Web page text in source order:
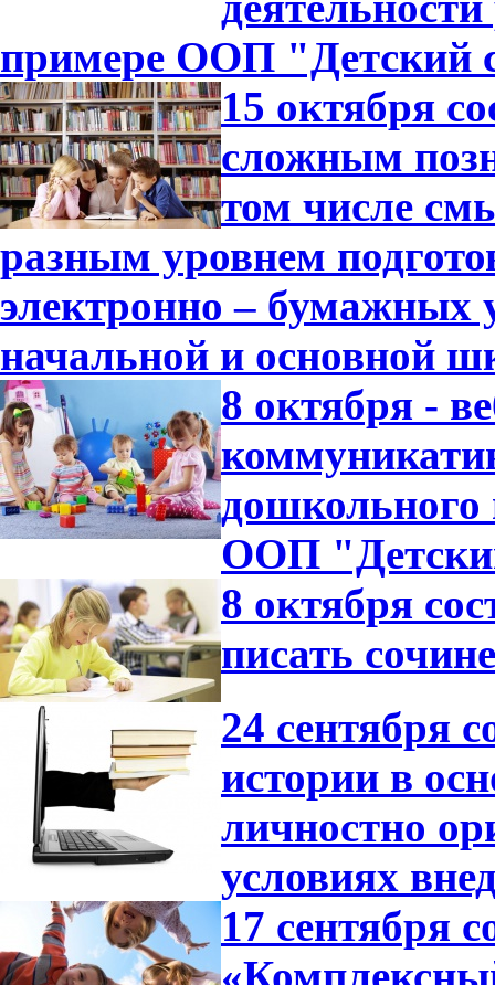
примере ООП "Детский
15 октября
сложным
том числе
разным уровнем
электронно – бумажных
начальной и основной
8 октября -
дошкольного
ООП
8 октября
писать
24 сентября
истории в
личностно
условиях
17 сентября